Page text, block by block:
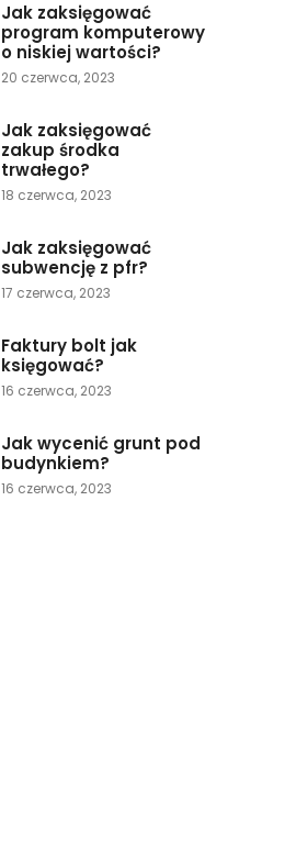
Jak zaksięgować
program komputerowy
o niskiej wartości?
20 czerwca, 2023
Jak zaksięgować
zakup środka
trwałego?
18 czerwca, 2023
Jak zaksięgować
subwencję z pfr?
17 czerwca, 2023
Faktury bolt jak
księgować?
16 czerwca, 2023
Jak wycenić grunt pod
budynkiem?
16 czerwca, 2023